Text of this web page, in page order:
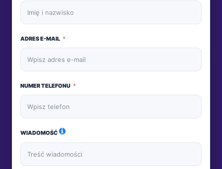
ADRES E-MAIL
NUMER TELEFONU
WIADOMOŚĆ